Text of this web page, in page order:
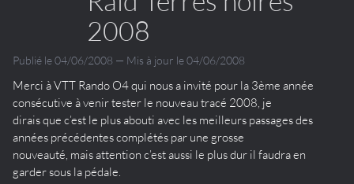
2008
Publié le 04/06/2008 — Mis à jour le 04/06/2008
Merci à VTT Rando O4 qui nous a invité pour la 3ème année
consécutive à venir tester le nouveau tracé 2008, je
dirais que c’est le plus abouti avec les meilleurs passages des
années précédentes complétés par une grosse
nouveauté, mais attention c’est aussi le plus dur il faudra en
garder sous la pédale.